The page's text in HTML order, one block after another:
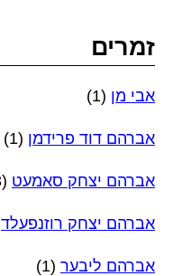
זמרים
אבי מן (1)
אברהם דוד פרידמן (1)
אברהם יצחק סאמעט (3)
אברהם יצחק רוזנפעלד
אברהם ליבער (1)